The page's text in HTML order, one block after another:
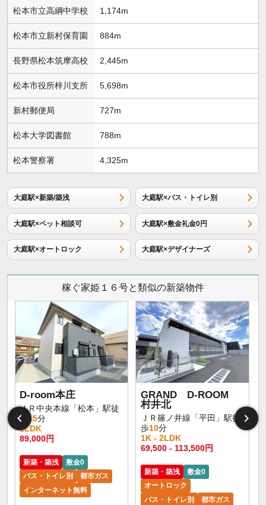
松本市立高綱中学校 1,174m
松本市立新村保育園 884m
長野県松本筑摩高校 2,445m
松本市役所梓川支所 5,698m
新村郵便局 727m
松本大学図書館 788m
松本警察署 4,325m
大庭駅×新築/築浅 大庭駅×バス・トイレ別
大庭駅×ペット相談可 大庭駅×敷金礼金0円
大庭駅×オートロック 大庭駅×デザイナーズ
稼ぐ家姫１６号と類似の新築物件
D-room本庄
ＪＲ中央本線「松本」駅徒
歩
15分
1LDK
89,000円
新築・築浅
敷金0
バス・トイレ別
都市ガス
インターネット無料
GRAND D-ROOM
村井北
ＪＲ篠ノ井線「平田」駅徒
歩10分
1K - 2LDK
69,500 - 113,500円
新築・築浅
敷金0
オートロック
バス・トイレ別
都市ガス